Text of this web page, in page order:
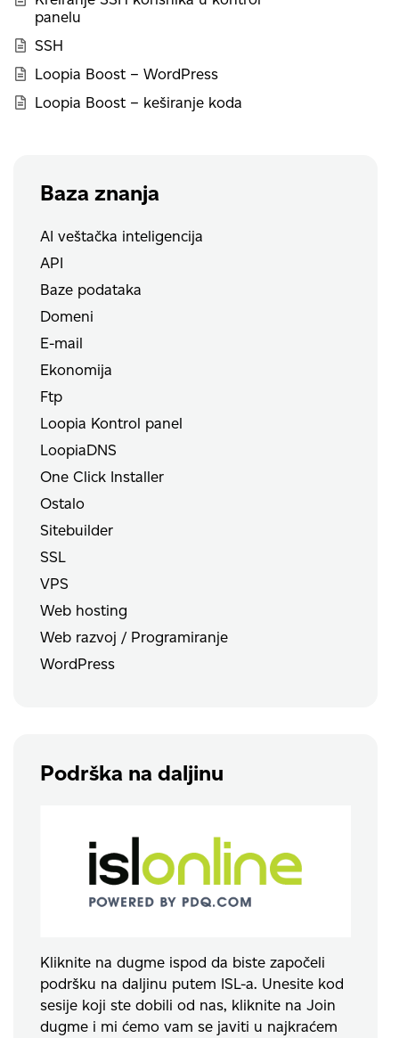
panelu
SSH
Loopia Boost – WordPress
Loopia Boost – keširanje koda
Baza znanja
AI veštačka inteligencija
API
Baze podataka
Domeni
E-mail
Ekonomija
Ftp
Loopia Kontrol panel
LoopiaDNS
One Click Installer
Ostalo
Sitebuilder
SSL
VPS
Web hosting
Web razvoj / Programiranje
WordPress
Podrška na daljinu
Kliknite na dugme ispod da biste započeli
podršku na daljinu putem ISL-a. Unesite kod
sesije koji ste dobili od nas, kliknite na Join
dugme i mi ćemo vam se javiti u najkraćem